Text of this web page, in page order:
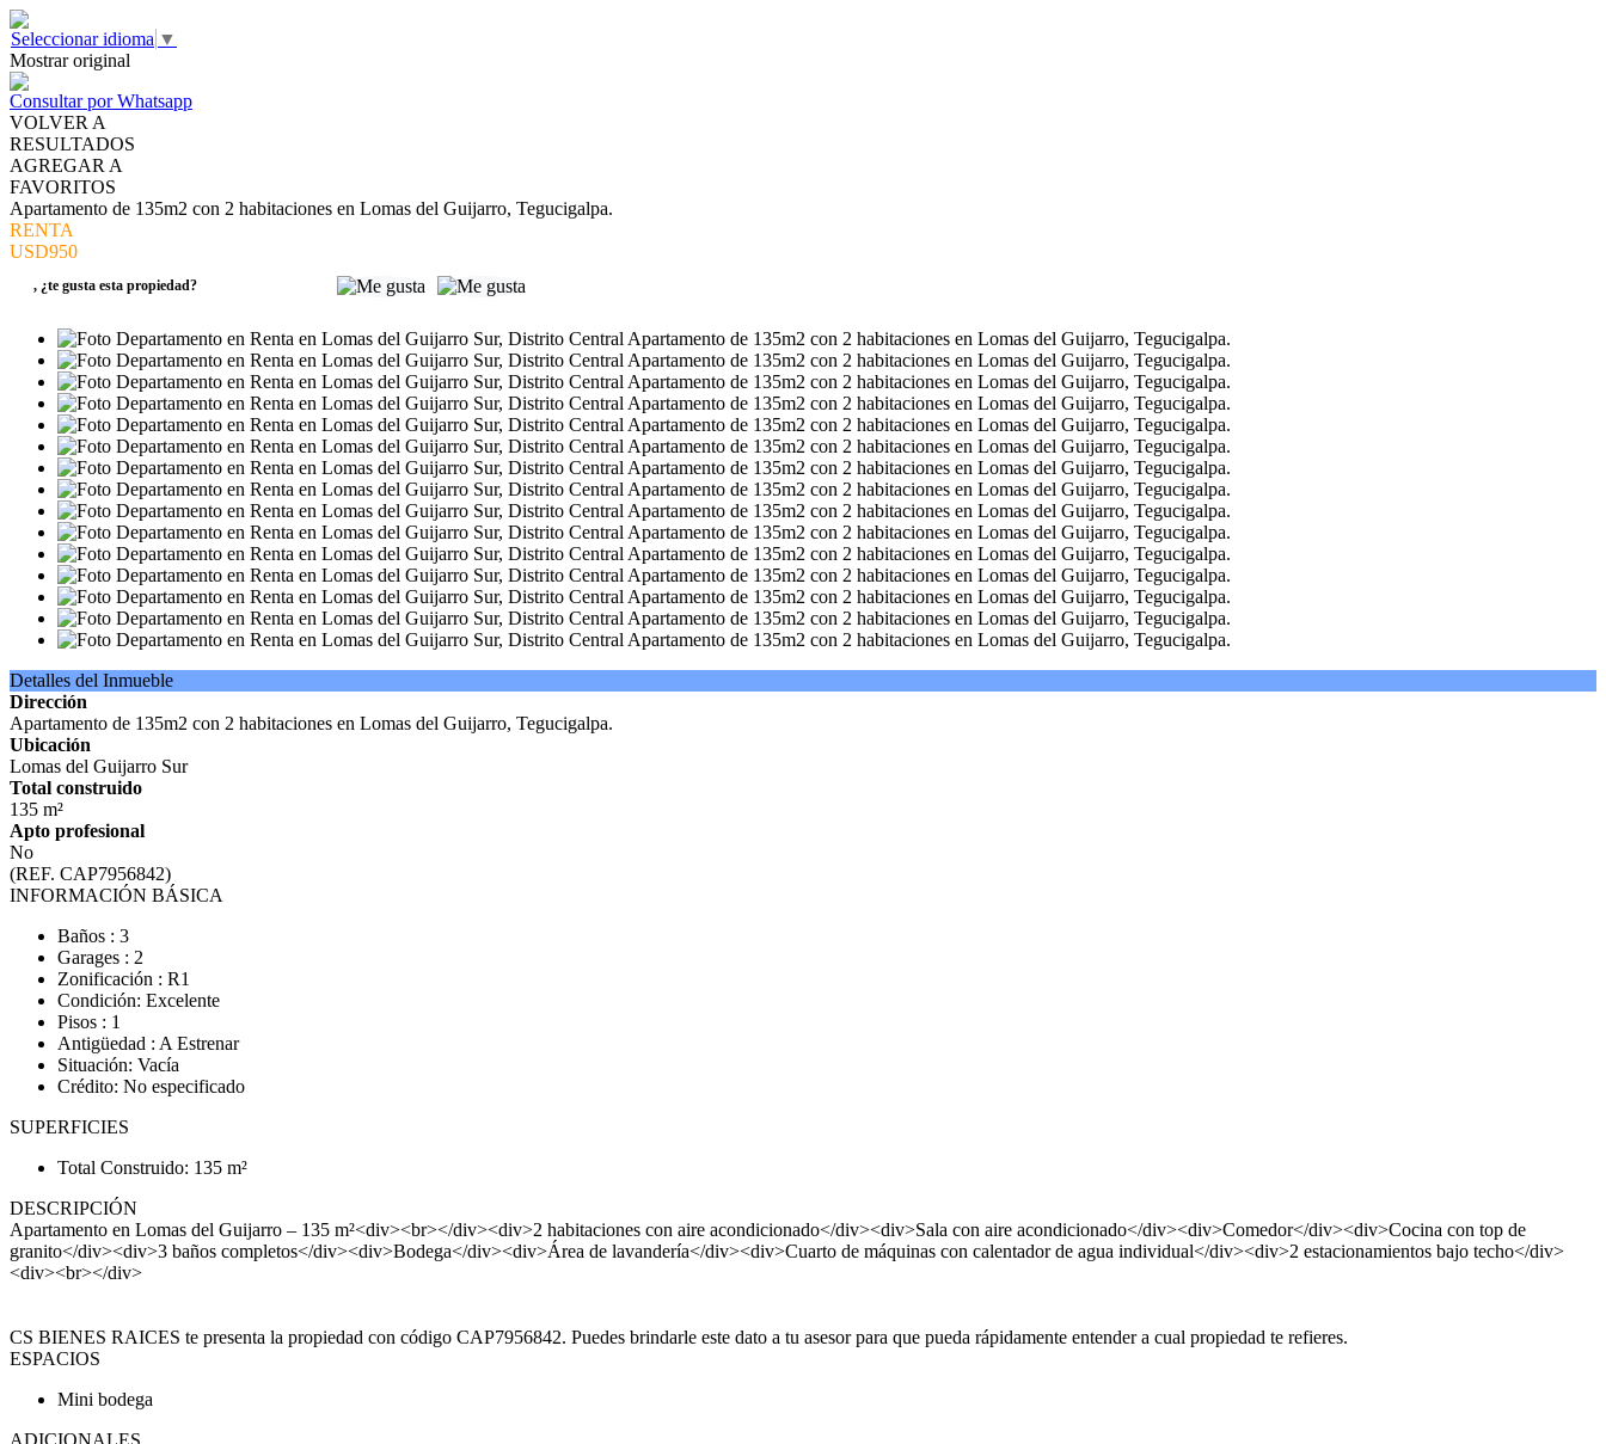
Seleccionar idioma ▼
Mostrar original
Consultar por Whatsapp
VOLVER A
RESULTADOS
AGREGAR A
FAVORITOS
Apartamento de 135m2 con 2 habitaciones en Lomas del Guijarro, Tegucigalpa.
RENTA
USD950
, ¿te gusta esta propiedad?
Detalles del Inmueble
Dirección
Apartamento de 135m2 con 2 habitaciones en Lomas del Guijarro, Tegucigalpa.
Ubicación
Lomas del Guijarro Sur
Total construido
135 m²
Apto profesional
No
(REF. CAP7956842)
INFORMACIÓN BÁSICA
Baños : 3
Garages : 2
Zonificación : R1
Condición: Excelente
Pisos : 1
Antigüedad : A Estrenar
Situación: Vacía
Crédito: No especificado
SUPERFICIES
Total Construido: 135 m²
DESCRIPCIÓN
Apartamento en Lomas del Guijarro – 135 m²<div><br></div><div>2 habitaciones con aire acondicionado</div><div>Sala con aire acondicionado</div><div>Comedor</div><div>Cocina con top de
granito</div><div>3 baños completos</div><div>Bodega</div><div>Área de lavandería</div><div>Cuarto de máquinas con calentador de agua individual</div><div>2 estacionamientos bajo techo</div>
<div><br></div>
CS BIENES RAICES te presenta la propiedad con código CAP7956842. Puedes brindarle este dato a tu asesor para que pueda rápidamente entender a cual propiedad te refieres.
ESPACIOS
Mini bodega
ADICIONALES